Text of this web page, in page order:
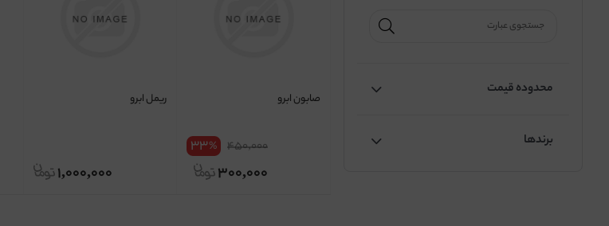
محدوده قیمت
برندها
صابون ابرو
450,000
33%
300,000
ریمل ابرو
1,000,000